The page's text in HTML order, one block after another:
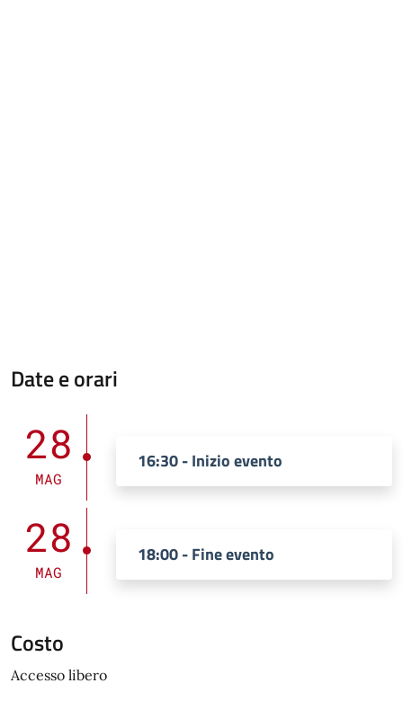
Date e orari
28
MAG
16:30 - Inizio evento
28
MAG
18:00 - Fine evento
Costo
Accesso libero